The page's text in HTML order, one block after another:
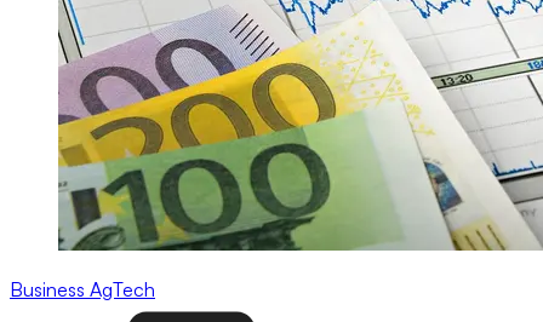
Business AgTech